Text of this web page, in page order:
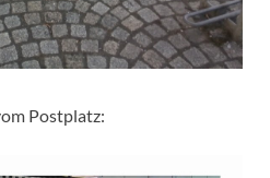
Postplatz: